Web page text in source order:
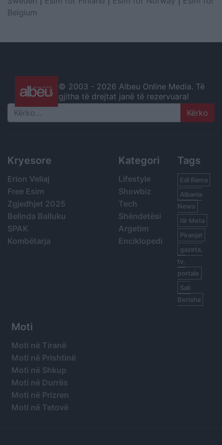
Belgium
© 2003 - 2026 Albeu Online Media. Të
gjitha të drejtat janë të rezervuara!
Search
Kryesore
Erion Veliaj
Free Esim
Zgjedhjet 2025
Belinda Balluku
SPAK
Kombëtarja
Kategori
Lifestyle
Showbiz
Tech
Shëndetësi
Argetim
Enciklopedi
Tags
Edi Rama
Albania
News
Ilir Meta
Piranjat
gazeta,
tv,
portale
Sali
Berisha
Moti
Moti në Tiranë
Moti në Prishtinë
Moti në Shkup
Moti në Durrës
Moti në Prizren
Moti në Tetovë